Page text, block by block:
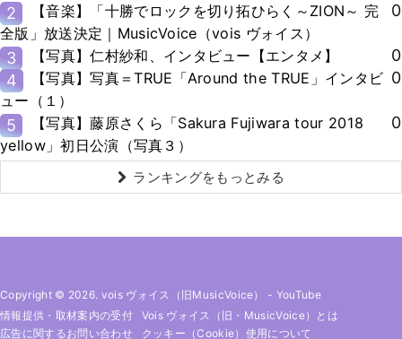
2
【音楽】「十勝でロックを切り拓ひらく～ZION～ 完
全版」放送決定｜MusicVoice（vois ヴォイス）
0
3 【写真】仁村紗和、インタビュー【エンタメ】
0
4
【写真】写真＝TRUE「Around the TRUE」インタビ
ュー（１）
0
5
【写真】藤原さくら「Sakura Fujiwara tour 2018
yellow」初日公演（写真３）
0
ランキングをもっとみる
Copyright © 2026. vois ヴォイス（旧MusicVoice） - YouTube
情報提供・取材案内の受付
Vois ヴォイス（旧・MusicVoice）とは
広告に関するお問い合わせ
クッキー（cookie）使用について